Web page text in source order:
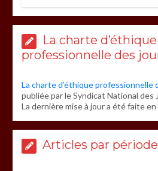
La charte d’éthique
professionnelle des
La charte d’éthique professionnelle
publiée par le Syndicat National des
La dernière mise à jour a été faite
Articles par période